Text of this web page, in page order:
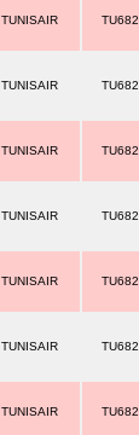
TUNISAIR TU682
TUNISAIR TU682
TUNISAIR TU682
TUNISAIR TU682
TUNISAIR TU682
TUNISAIR TU682
TUNISAIR TU682